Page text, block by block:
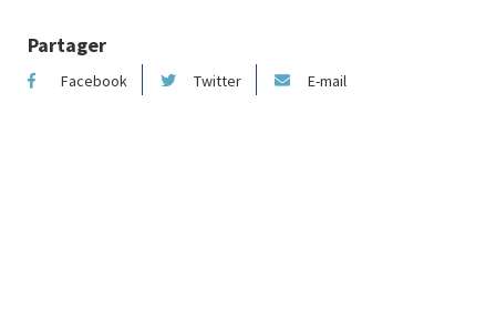
Partager
Facebook Twitter E-mail